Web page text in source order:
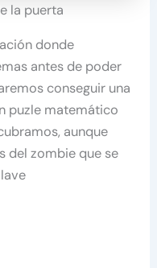
la puerta
donde
antes de poder
conseguir una
puzle matemático
aunque
del zombie que se